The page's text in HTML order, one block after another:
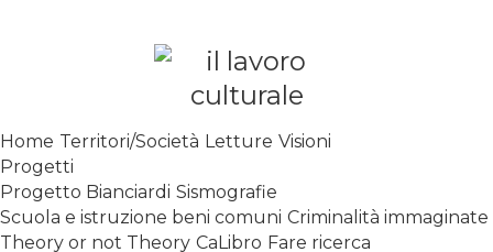
SPALANCARE LE FINESTRE DEI
CONTEMPORANEO
Home Territori/Società Letture Visioni
Progetti
Progetto Bianciardi Sismografie
Scuola e istruzione beni comuni Criminalità immaginate
Theory or not Theory CaLibro Fare ricerca